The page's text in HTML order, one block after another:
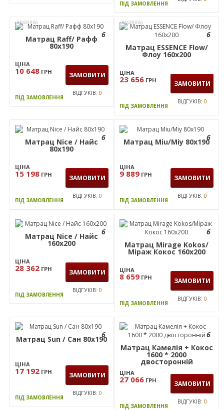
ПІД ЗАМОВЛЕННЯ
НОВИНКА
6
Матрац Raff/ Рафф
80х190
ЦІНА
10 648 ГРН ЗАМОВИТИ
ПІД ЗАМОВЛЕННЯ
ВІДГУКІВ:0
НОВИНКА
6
Матрац ESSENCE Flow/
Флоу 160х200
ЦІНА
23 656 ГРН ЗАМОВИТИ
ПІД ЗАМОВЛЕННЯ
ВІДГУКІВ: 0
6
Матрац Nice / Найс
80x190
ЦІНА
15 198 ГРН ЗАМОВИТИ
ПІД ЗАМОВЛЕННЯ
ВІДГУКІВ:0
6
Матрац Miu/Міу 80х190
ЦІНА
9 889 ГРН ЗАМОВИТИ
ПІД ЗАМОВЛЕННЯ
ВІДГУКІВ: 0
6
Матрац Nice / Найс
160x200
ЦІНА
28 362 ГРН ЗАМОВИТИ
ПІД ЗАМОВЛЕННЯ
ВІДГУКІВ:0
6
Матрац Mirage Kokos/
Міраж Кокос 160x200
ЦІНА
8 659 ГРН ЗАМОВИТИ
ПІД ЗАМОВЛЕННЯ
ВІДГУКІВ: 0
6
Матрац Sun / Сан 80x190
ЦІНА
17 192 ГРН ЗАМОВИТИ
ПІД ЗАМОВЛЕННЯ
ВІДГУКІВ:0
6
Матрац Камелія + Кокос
1600 * 2000
двосторонній
ЦІНА
27 066 ГРН ЗАМОВИТИ
ПІД ЗАМОВЛЕННЯ
ВІДГУКІВ: 0